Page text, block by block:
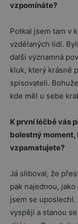
vzpomínáte?
Potkal jsem tam v
vzdělaných lidí.
další významná
kluk, který krásně
spisovateli.
kde měl u sebe
K první léčbě vás
bolestný moment,
vzpamatujete?
Já sliboval, že
pak najednou,
jsem se
vyspějí a stanou